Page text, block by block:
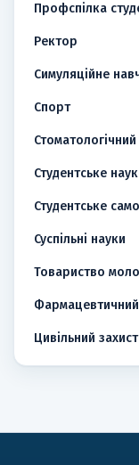
Профспілка
Ректор
Симуляційне
Спорт
Студентське
Студентське
Суспільні науки
Товариство
Цивільний захист